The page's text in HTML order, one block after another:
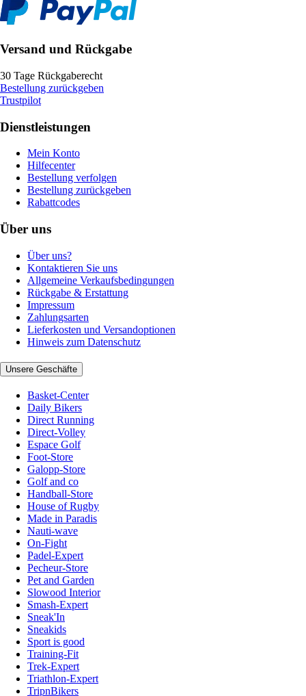
Versand und Rückgabe
30 Tage Rückgaberecht
Bestellung zurückgeben
Trustpilot
Dienstleistungen
Mein Konto
Hilfecenter
Bestellung verfolgen
Bestellung zurückgeben
Rabattcodes
Über uns
Über uns?
Kontaktieren Sie uns
Allgemeine Verkaufsbedingungen
Rückgabe & Erstattung
Impressum
Zahlungsarten
Lieferkosten und Versandoptionen
Hinweis zum Datenschutz
Unsere Geschäfte
Basket-Center
Daily Bikers
Direct Running
Direct-Volley
Espace Golf
Foot-Store
Galopp-Store
Golf and co
Handball-Store
House of Rugby
Made in Paradis
Nauti-wave
On-Fight
Padel-Expert
Pecheur-Store
Pet and Garden
Slowood Interior
Smash-Expert
Sneak'In
Sneakids
Sport is good
Training-Fit
Trek-Expert
Triathlon-Expert
TripnBikers